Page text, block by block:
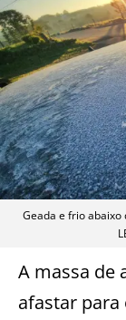
Geada e frio abaixo
A massa de
afastar para